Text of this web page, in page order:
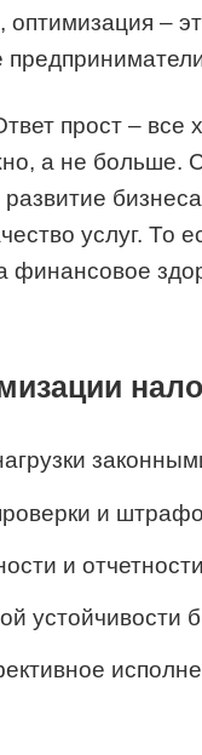
–
прост – все
а не больше.
услуг. То
финансовое
и
и
устойчивости